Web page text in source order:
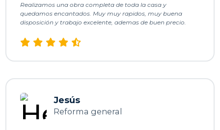
Realizamos una obra completa de toda la casa y
quedamos encantados. Muy muy rapidos, muy buena
disposición y trabajo excelente, ademas de buen precio.
Jesús
Reforma general